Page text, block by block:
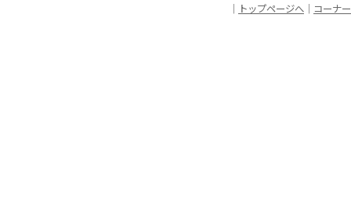
｜ トップページへ ｜ コーナ